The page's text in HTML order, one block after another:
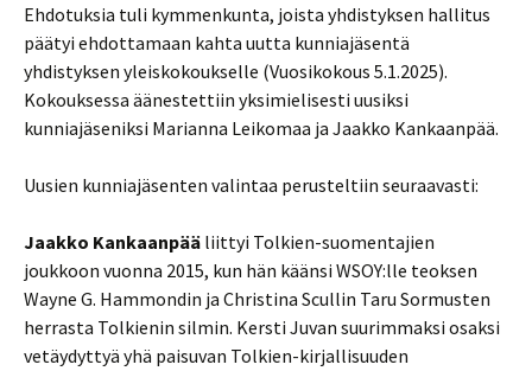
Ehdotuksia tuli kymmenkunta, joista yhdistyksen hallitus
päätyi ehdottamaan kahta uutta kunniajäsentä
yhdistyksen yleiskokoukselle (Vuosikokous 5.1.2025).
Kokouksessa äänestettiin yksimielisesti uusiksi
kunniajäseniksi Marianna Leikomaa ja Jaakko Kankaanpää.
Uusien kunniajäsenten valintaa perusteltiin seuraavasti:
Jaakko Kankaanpää liittyi Tolkien-suomentajien
joukkoon vuonna 2015, kun hän käänsi WSOY:lle teoksen
Wayne G. Hammondin ja Christina Scullin Taru Sormusten
herrasta Tolkienin silmin. Kersti Juvan suurimmaksi osaksi
vetäydyttyä yhä paisuvan Tolkien-kirjallisuuden